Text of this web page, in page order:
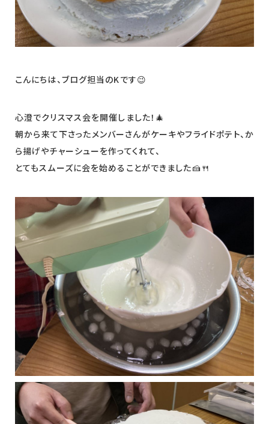
こんにちは、ブログ担当のKです😉
心澄でクリスマス会を開催しました！🎄
朝から来て下さったメンバーさんがケーキやフライドポテト、か
ら揚げやチャーシューを作ってくれて、
とてもスムーズに会を始めることができました🍰🍴